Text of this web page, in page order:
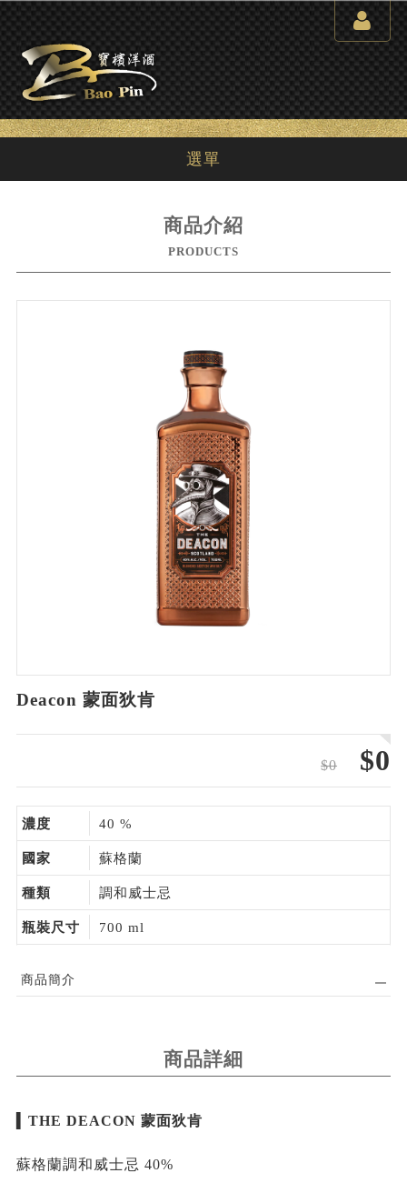
選單
商品介紹
PRODUCTS
Deacon 蒙面狄肯
$0 $0
濃度 40 %
國家 蘇格蘭
種類 調和威士忌
瓶裝尺寸 700 ml
商品簡介
商品詳細
THE DEACON 蒙面狄肯
蘇格蘭調和威士忌 40%